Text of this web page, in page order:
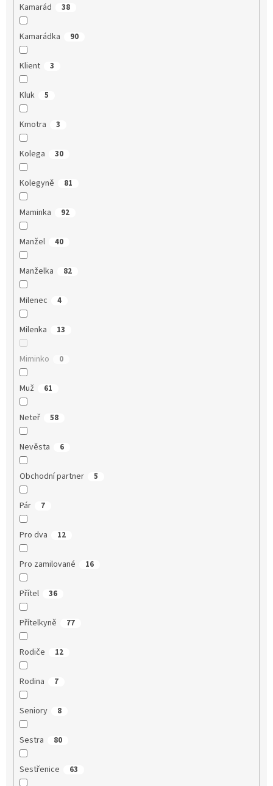
Kamarád 38
Kamarádka 90
Klient 3
Kluk 5
Kmotra 3
Kolega 30
Kolegyně 81
Maminka 92
Manžel 40
Manželka 82
Milenec 4
Milenka 13
Miminko 0
Muž 61
Neteř 58
Nevěsta 6
Obchodní partner 5
Pár 7
Pro dva 12
Pro zamilované 16
Přítel 36
Přítelkyně 77
Rodiče 12
Rodina 7
Seniory 8
Sestra 80
Sestřenice 63